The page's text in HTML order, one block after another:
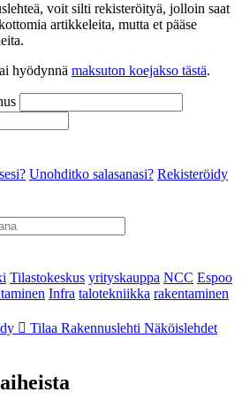
voit silti rekisteröityä, jolloin saat
artikkeleita, mutta et pääse
hyödynnä maksuton koejakso tästä.
Unohditko salasanasi? Rekisteröidy
Tilastokeskus yrityskauppa NCC Espoo
Infra talotekniikka rakentaminen
Tilaa Rakennuslehti Näköislehdet